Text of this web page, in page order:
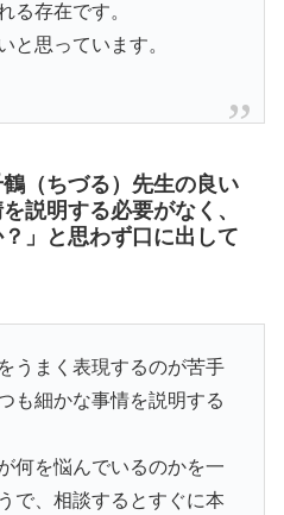
る存在です。
と思っています。
（ちづる）先生の良い
説明する必要がなく、
？」と思わず口に出して
うまく表現するのが苦手
も細かな事情を説明する
何を悩んでいるのかを一
で、相談するとすぐに本